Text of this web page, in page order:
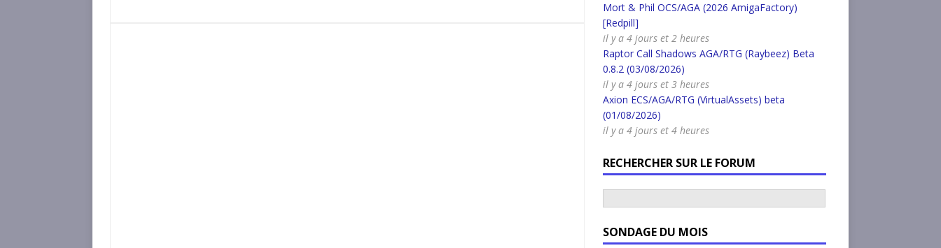
Mort & Phil OCS/AGA (2026 AmigaFactory)
[Redpill]
il y a 4 jours et 2 heures
Raptor Call Shadows AGA/RTG (Raybeez) Beta
0.8.2 (03/08/2026)
il y a 4 jours et 3 heures
Axion ECS/AGA/RTG (VirtualAssets) beta
(01/08/2026)
il y a 4 jours et 4 heures
RECHERCHER SUR LE FORUM
SONDAGE DU MOIS